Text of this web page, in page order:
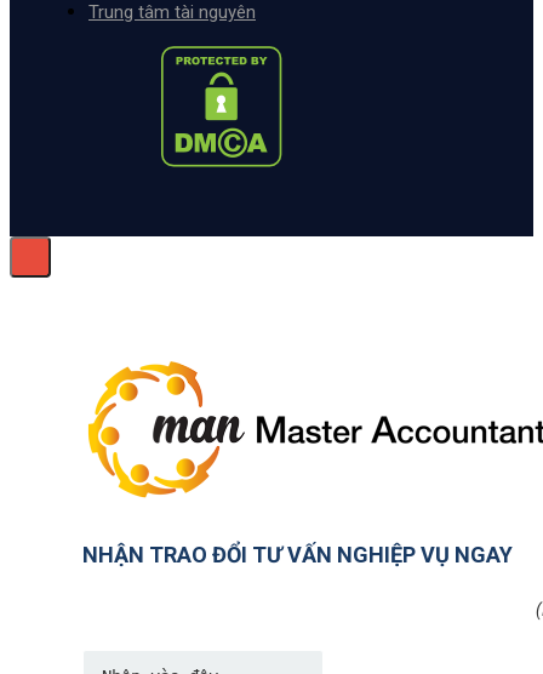
Trung tâm tài nguyên
NHẬN TRAO ĐỔI TƯ VẤN NGHIỆP VỤ NGAY